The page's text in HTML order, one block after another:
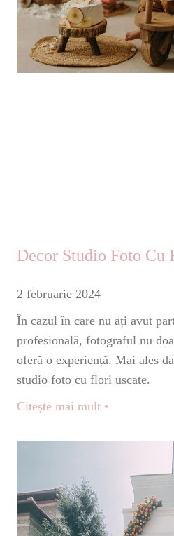
Decor Studio Foto Cu
2 februarie 2024
În cazul în care nu ați avut
profesională, fotograful nu
oferă o experiență. Mai ales
studio foto cu flori uscate.
Citește mai mult •